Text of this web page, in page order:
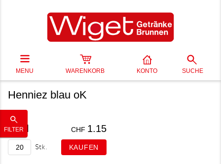
MENU WARENKORB KONTO SUCHE
FILTER
Henniez blau oK
50 cl CHF 1.15
Stk.